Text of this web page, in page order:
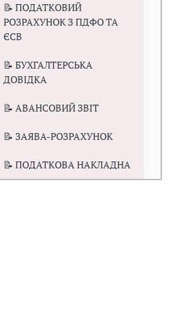
📝 ПОДАТКОВИЙ
РОЗРАХУНОК З ПДФО ТА
ЄСВ
📝 БУХГАЛТЕРСЬКА
ДОВІДКА
📝 АВАНСОВИЙ ЗВІТ
📝 ЗАЯВА-РОЗРАХУНОК
📝 ПОДАТКОВА НАКЛАДНА